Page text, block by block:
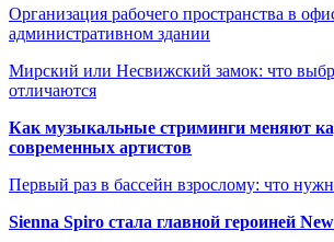
Организация рабочего пространства в
административном здании
Мирский или Несвижский замок: что
отличаются
Как музыкальные стриминги меняют
современных артистов
Первый раз в бассейн взрослому: что
Sienna Spiro стала главной героиней